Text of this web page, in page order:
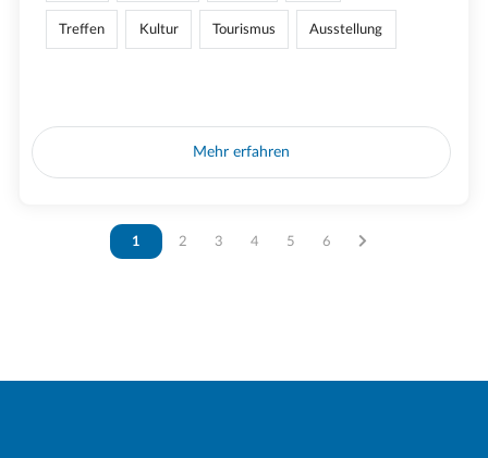
Treffen Kultur Tourismus Ausstellung
Mehr erfahren
Vous êtes sur la page
1 Vous êtes sur la page
2 Vous êtes sur la page
3 Vous êtes sur la page
4 Vous êtes sur la page
5 Vous êtes sur la page
6